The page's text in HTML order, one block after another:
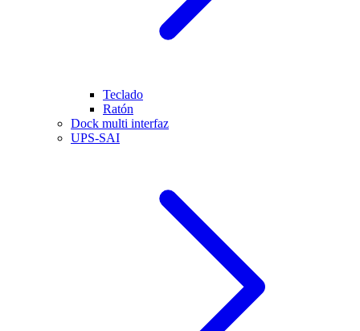
Teclado
Ratón
Dock multi interfaz
UPS-SAI